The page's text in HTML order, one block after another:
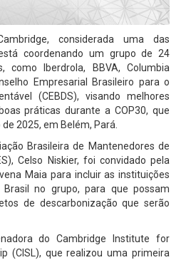
considerada uma das
coordenando um grupo de 24
como Iberdrola, BBVA, Columbia
Empresarial Brasileiro para o
(CEBDS), visando melhores
práticas durante a COP30, que
2025, em Belém, Pará.
Brasileira de Mantenedores de
Celso Niskier, foi convidado pela
Maia para incluir as instituições
no grupo, para que possam
de descarbonização que serão
do Cambridge Institute for
(CISL), que realizou uma primeira